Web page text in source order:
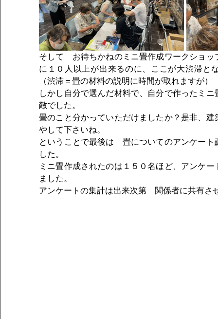
そして　お待ちかねのミニ畳作成ワークショ
に１０人以上が出来るのに、ここが大渋滞と
（渋滞＝畳の材料の説明に時間が取れますが）
しかし自分で選んだ材料で、自分で作ったミ
敵でした。
畳のこと分かっていただけましたか？是非、
やして下さいね。
ということで最後は　畳についてのアンケー
した。
ミニ畳作成されたのは１５０名ほど、アンケ
ました。
アンケートの集計は出来次第　関係者に共有さ